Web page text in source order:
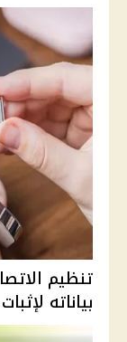
تنظيم
بياناته